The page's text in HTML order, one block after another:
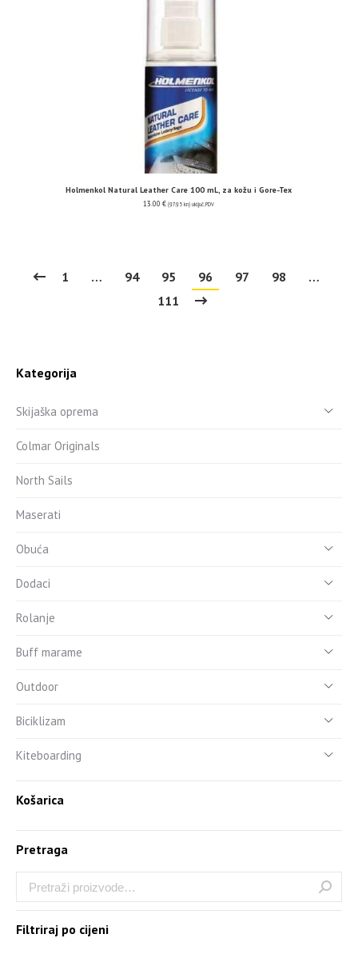
Holmenkol Natural Leather Care 100 mL, za kožu i Gore-Tex
13.00 € (97.95 kn) uključ. PDV
1 … 94 95 96 97 98
…
111
Kategorija
Skijaška oprema
Colmar Originals
North Sails
Maserati
Obuća
Dodaci
Rolanje
Buff marame
Outdoor
Biciklizam
Kiteboarding
Košarica
Pretraga
Filtriraj po cijeni